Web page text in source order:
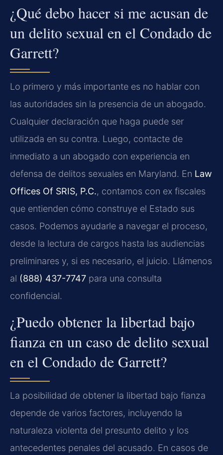
¿Qué debo hacer si me acusan de
un delito sexual en el Condado de
Garrett?
Lo primero y más importante es no hablar con
las autoridades sin la presencia de un abogado.
Cualquier declaración que haga puede ser
utilizada en su contra. Luego, contacte de
inmediato a un abogado con experiencia en
defensa de delitos sexuales en Maryland. En Law
Offices Of SRIS, P.C., contamos con ex fiscales
que entienden cómo construye el Estado sus
casos. Podemos ayudarle a navegar el proceso,
desde la lectura de cargos hasta las audiencias
preliminares y, si es necesario, el juicio. Llámenos
al (888) 437-7747 para una consulta
confidencial.
¿Puedo obtener la libertad bajo
fianza en un caso de delito sexual
en el Condado de Garrett?
La posibilidad de obtener la libertad bajo fianza
depende de varios factores, incluyendo la
naturaleza violenta del presunto delito y los
antecedentes penales del acusado. En casos de